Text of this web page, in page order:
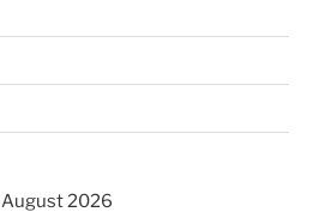
August 2026